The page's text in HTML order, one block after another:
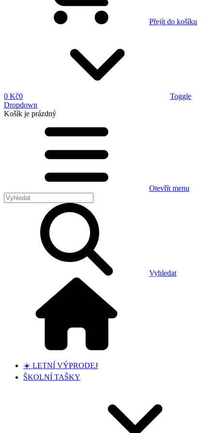
Přejít do košíku
0 Kč0
Toggle
Dropdown
Košík je prázdný
Otevřít menu
Vyhledat
☀️ LETNÍ VÝPRODEJ
ŠKOLNÍ TAŠKY